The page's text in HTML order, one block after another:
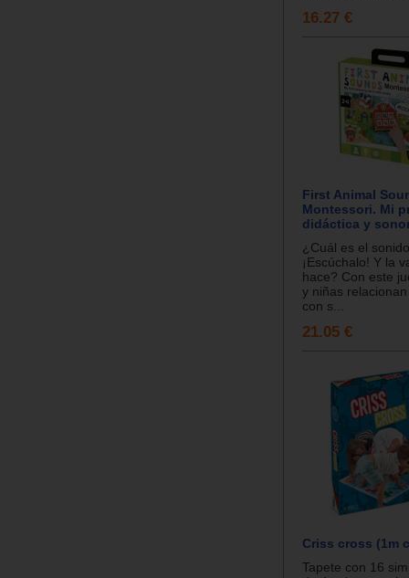
16.27 €
First Animal
Montessori. Mi
didáctica y
¿Cuál es el
¡Escúchalo! Y la
hace? Con este
y niñas
con s...
21.05 €
Criss cross (1m
Tapete con 16